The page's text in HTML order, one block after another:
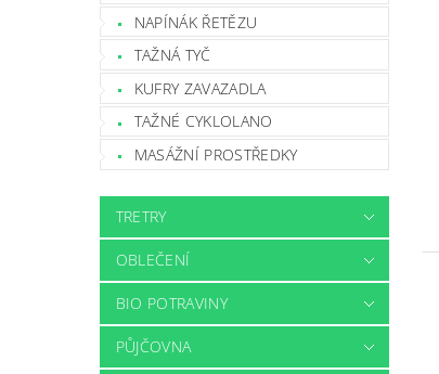
NAPÍNÁK ŘETĚZU
TAŽNÁ TYČ
KUFRY ZAVAZADLA
TAŽNÉ CYKLOLANO
MASÁŽNÍ PROSTŘEDKY
TRETRY
OBLEČENÍ
BIO POTRAVINY
PŮJČOVNA